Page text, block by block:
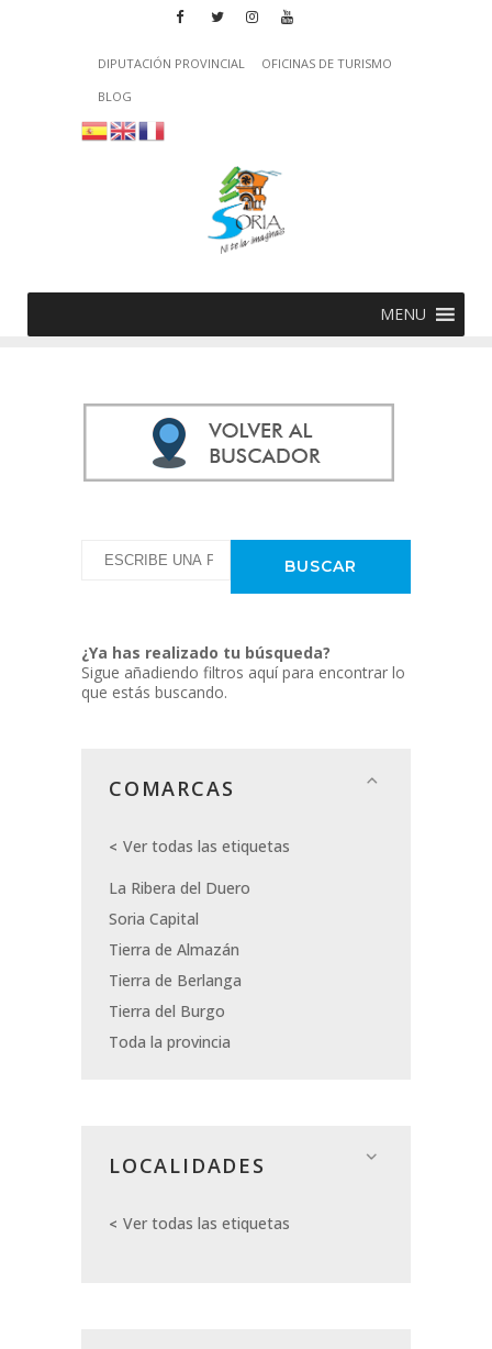
DIPUTACIÓN PROVINCIAL
OFICINAS DE TURISMO
BLOG
MENU
¿Ya has realizado tu búsqueda?
Sigue añadiendo filtros aquí para encontrar lo
que estás buscando.
COMARCAS
Ver todas las etiquetas
La Ribera del Duero
Soria Capital
Tierra de Almazán
Tierra de Berlanga
Tierra del Burgo
Toda la provincia
LOCALIDADES
Ver todas las etiquetas